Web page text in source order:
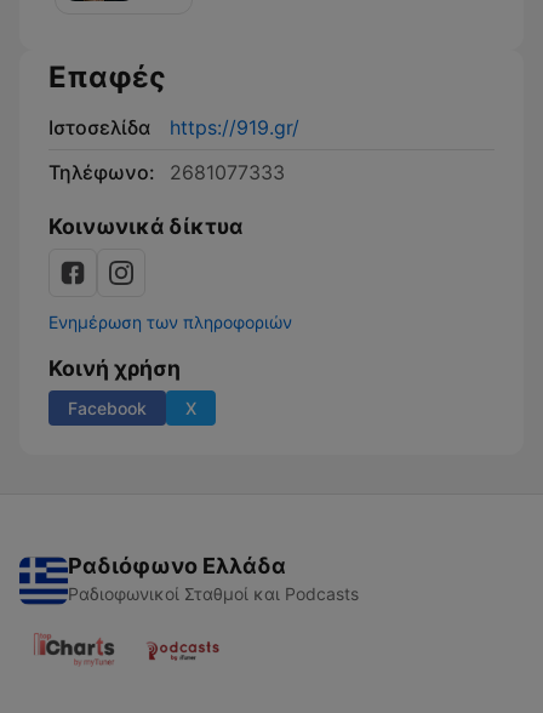
Επαφές
Ιστοσελίδα
https://919.gr/
Τηλέφωνο:
2681077333
Κοινωνικά δίκτυα
Ενημέρωση των πληροφοριών
Κοινή χρήση
Facebook X
Ραδιόφωνο Ελλάδα
Ραδιοφωνικοί Σταθμοί και Podcasts